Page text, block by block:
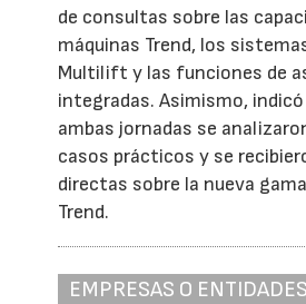
de consultas sobre las
máquinas Trend, los
Multilift y las funciones de
integradas. Asimismo,
ambas jornadas se
casos prácticos y se
directas sobre la nueva
Trend.
EMPRESAS O ENTIDADES